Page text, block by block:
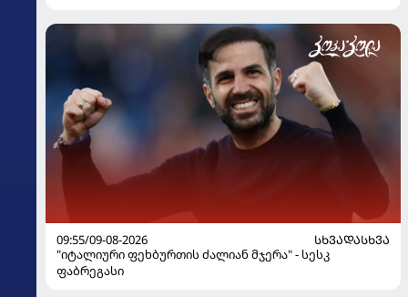
09:55/09-08-2026
ᲡᲮᲕᲐᲓᲐᲡᲮᲕᲐ
"იტალიური ფეხბურთის ძალიან მჯერა" - სესკ
ფაბრეგასი